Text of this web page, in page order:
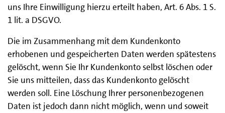
uns Ihre Einwilligung hierzu erteilt haben, Art. 6 Abs. 1 S.
1 lit. a DSGVO.
Die im Zusammenhang mit dem Kundenkonto
erhobenen und gespeicherten Daten werden spätestens
gelöscht, wenn Sie Ihr Kundenkonto selbst löschen oder
Sie uns mitteilen, dass das Kundenkonto gelöscht
werden soll. Eine Löschung Ihrer personenbezogenen
Daten ist jedoch dann nicht möglich, wenn und soweit